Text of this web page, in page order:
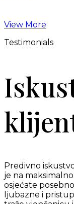
View More
Testimonials
Predivno
je na
osjećate
ljubazne i